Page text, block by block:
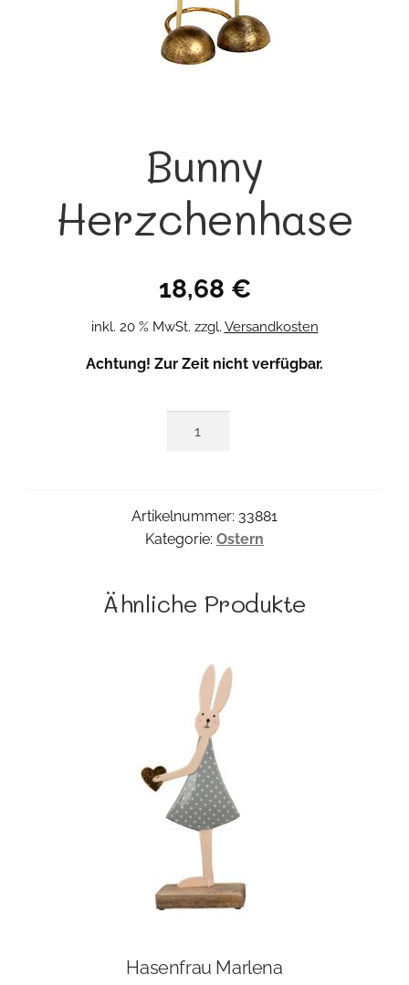
Bunny
Herzchenhase
18,68 €
inkl. 20 % MwSt. zzgl. Versandkosten
Achtung! Zur Zeit nicht verfügbar.
Artikelnummer: 33881
Kategorie: Ostern
Ähnliche Produkte
Hasenfrau Marlena